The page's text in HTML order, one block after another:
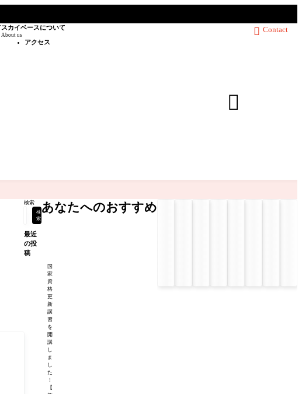
スカイベースについて
About us
アクセス

 Contact
検索
検
索
最近
の投
稿
国
家
資
格
更
新
講
習
を
開
講
し
ま
し
た
！
【
あなたへのおすすめ